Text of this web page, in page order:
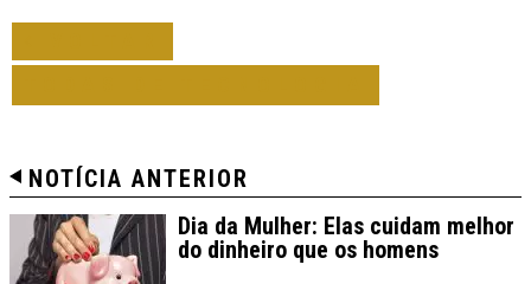
NOTÍCIA ANTERIOR
Dia da Mulher: Elas cuidam melhor
do dinheiro que os homens